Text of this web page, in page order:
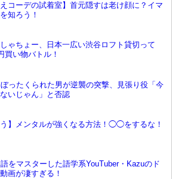
えコーデの試着室】首元隠すは老け顔に？イマ
知ろう！
ゃちょー、日本一広い渋谷ロフト貸切って
買い物バトル！
ったくられた男が逆襲の突撃、見張り役「今
いじゃん」と否認
う】メンタルが強くなる方法！◯◯をするな！
をマスターした語学系YouTuber・Kazuのド
画が凄すぎる！